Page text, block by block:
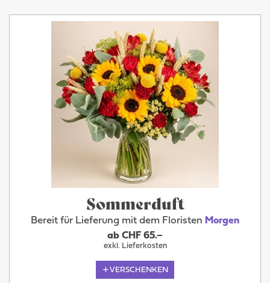
Sommerduft
Bereit für Lieferung mit dem Floristen Morgen
ab CHF 65.–
exkl. Lieferkosten
VERSCHENKEN